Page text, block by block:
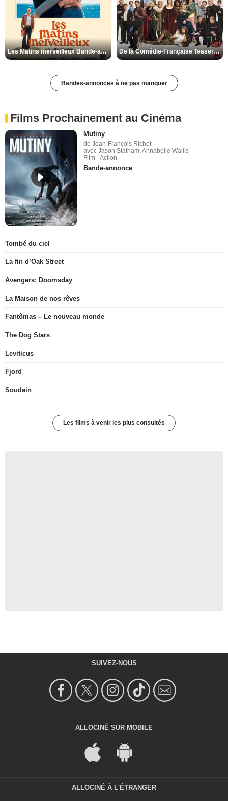
Les Matins merveilleux Bande-annonce VF De la Comédie-Française Teaser VF
Bandes-annonces à ne pas manquer
Films Prochainement au Cinéma
Mutiny
de Jean-François Richet
avec Jason Statham, Annabelle Wallis
Film - Action
Bande-annonce
Tombé du ciel
La fin d’Oak Street
Avengers: Doomsday
La Maison de nos rêves
Fantômas – Le nouveau monde
The Dog Stars
Leviticus
Fjord
Soudain
Les films à venir les plus consultés
SUIVEZ-NOUS
ALLOCINÉ SUR MOBILE
ALLOCINÉ À L'ÉTRANGER